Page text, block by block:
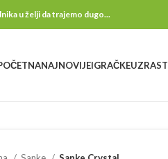
u želji da trajemo dugo...
NAJNOVIJEIGRAČKEUZRAST